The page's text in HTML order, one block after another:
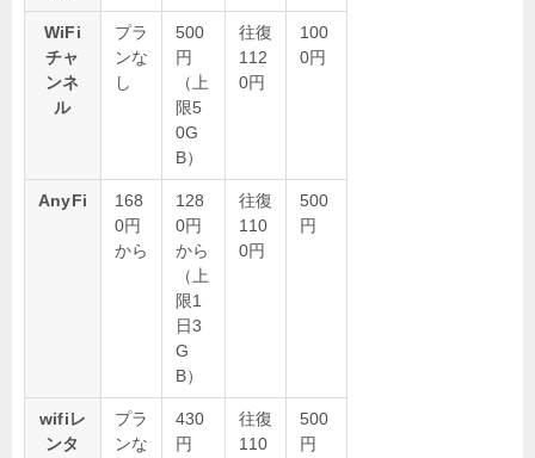
WiFi
チャ
ンネ
ル
プラ
ンな
し
500
円
（上
限5
0G
B）
往復
112
0円
100
0円
AnyFi
168
0円
から
128
0円
から
（上
限1
日3
G
B）
往復
110
0円
500
円
wifiレ
ンタ
プラ
ンな
430
円
往復
110
500
円